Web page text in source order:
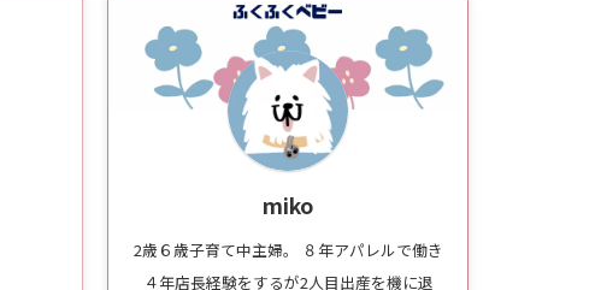
miko
2歳６歳子育て中主婦。 ８年アパレルで働き
４年店長経験をするが2人目出産を機に退